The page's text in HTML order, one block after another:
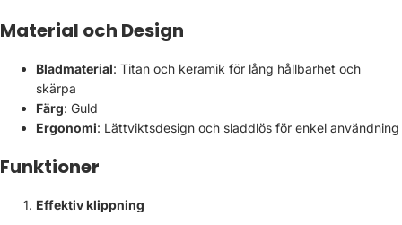
Material och Design
Bladmaterial: Titan och keramik för lång hållbarhet och
skärpa
Färg: Guld
Ergonomi: Lättviktsdesign och sladdlös för enkel användning
Funktioner
Effektiv klippning